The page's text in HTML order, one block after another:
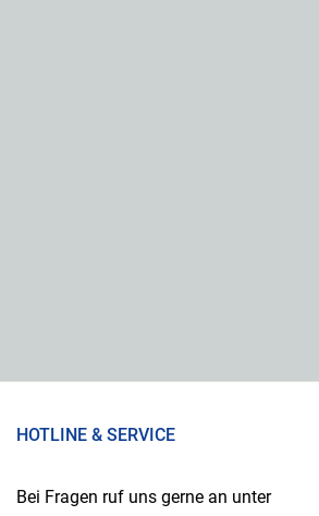
HOTLINE & SERVICE
Bei Fragen ruf uns gerne an unter